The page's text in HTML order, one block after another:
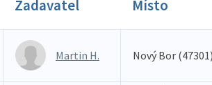
Zadavatel Místo
Martin H. Nový Bor (47301)